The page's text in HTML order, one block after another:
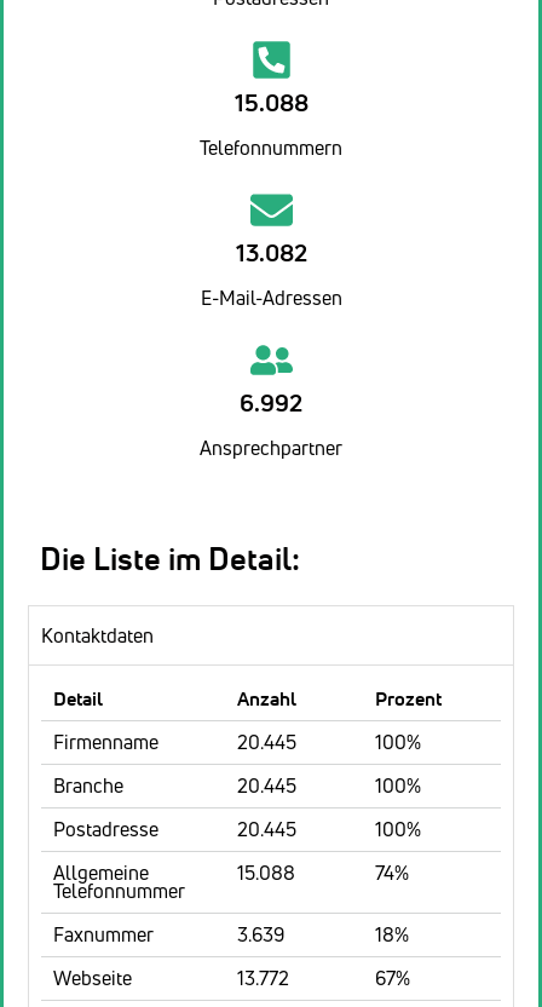
15.088
Telefonnummern
13.082
E-Mail-Adressen
6.992
Ansprechpartner
Die Liste im Detail:
Kontaktdaten
Detail Anzahl
Prozent
Firmenname
20.445
100%
Branche
20.445
100%
Postadresse
20.445
100%
Allgemeine
Telefonnummer
15.088 74%
Faxnummer 3.639
18%
Webseite
13.772
67%